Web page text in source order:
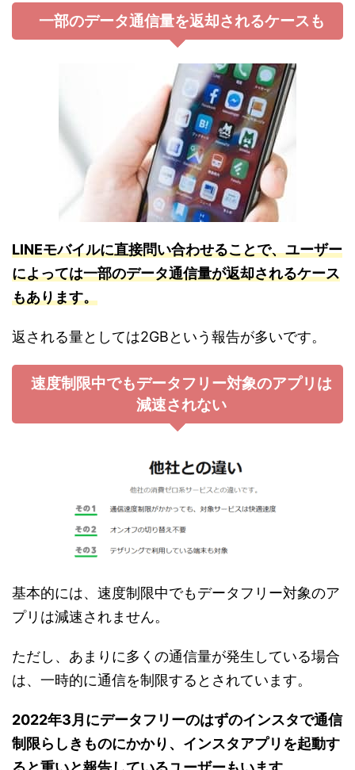
一部のデータ通信量を返却されるケースも
LINEモバイルに直接問い合わせることで、ユーザー
によっては一部のデータ通信量が返却されるケース
もあります。
返される量としては2GBという報告が多いです。
速度制限中でもデータフリー対象のアプリは
減速されない
基本的には、速度制限中でもデータフリー対象のア
プリは減速されません。
ただし、あまりに多くの通信量が発生している場合
は、一時的に通信を制限するとされています。
2022年3月にデータフリーのはずのインスタで通信
制限らしきものにかかり、インスタアプリを起動す